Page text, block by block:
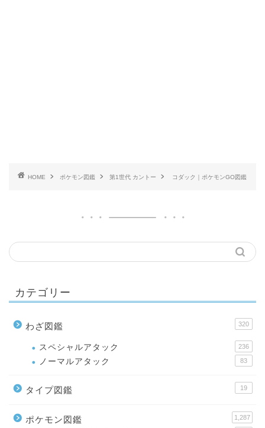
HOME ポケモン図鑑 第1世代 カントー コダック｜ポケモンGO図鑑
カテゴリー
わざ図鑑 320
スペシャルアタック 236
ノーマルアタック 83
タイプ図鑑 19
ポケモン図鑑 1,287